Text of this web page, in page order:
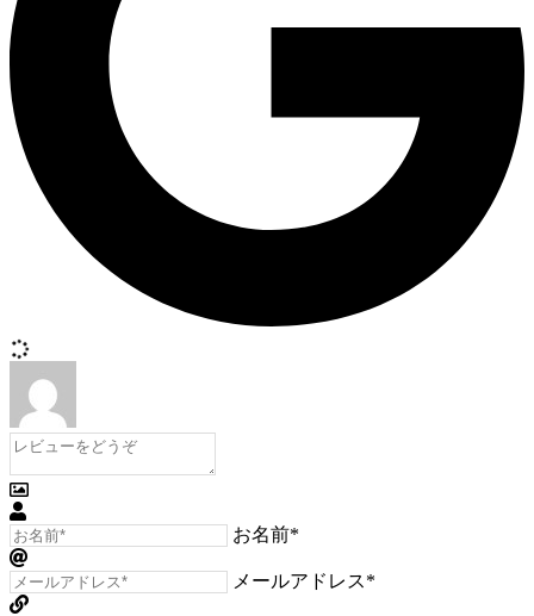
お名前*
メールアドレス*